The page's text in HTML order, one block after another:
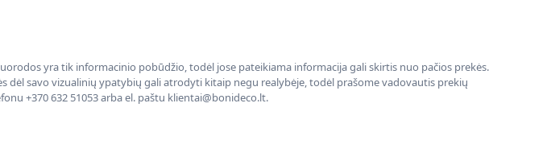
yra tik informacinio pobūdžio, todėl jose pateikiama informacija gali skirtis nuo pačios prekės.
savo vizualinių ypatybių gali atrodyti kitaip negu realybėje, todėl prašome vadovautis prekių
+370 632 51053 arba el. paštu klientai@bonideco.lt.